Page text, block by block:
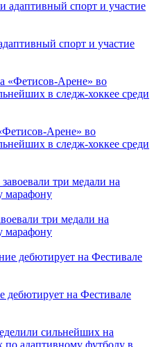
спорт и участие
Арене» во
в следж-хоккее среди
три медали на
марафону
дебютирует на Фестивале